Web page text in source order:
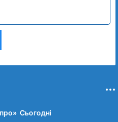
Сьогодні